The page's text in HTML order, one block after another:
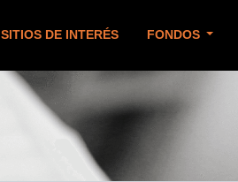
SITIOS DE INTERÉS FONDOS